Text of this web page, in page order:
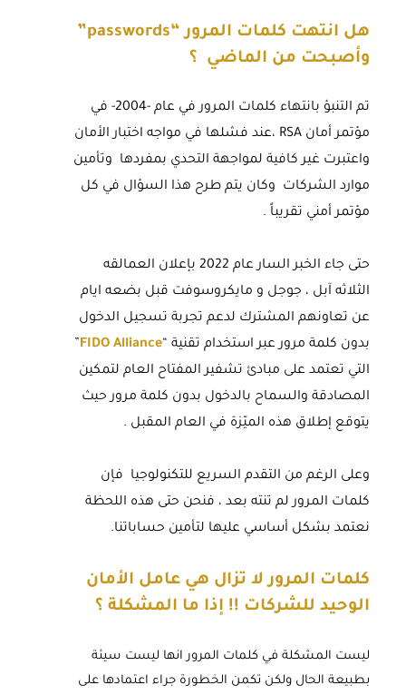
هل انتهت كلمات المرور “passwords
”
وأصبحت من الماضي ؟
تم التنبؤ بانتهاء كلمات المرور في عام -2004- في
مؤتمر أمان RSA ،عند فشلها في مواجه اختبار الأمان
واعتبرت غير كافية لمواجهة التحدي بمفردها وتأمين
موارد الشركات وكان يتم طرح هذا السؤال في كل
مؤتمر أمني تقريباً .
حتى جاء الخبر السار عام 2022 بإعلان العمالقه
الثلاثه آبل ، جوجل و مايكروسوفت قبل بضعه ايام
عن تعاونهم المشترك لدعم تجربة تسجيل الدخول
بدون كلمة مرور عبر استخدام تقنية “FIDO Alliance
”
التي تعتمد على مبادئ تشفير المفتاح العام لتمكين
المصادقة والسماح بالدخول بدون كلمة مرور حيث
يتوقع إطلاق هذه الميّزة في العام المقبل .
وعلى الرغم من التقدم السريع للتكنولوجيا فإن
كلمات المرور لم تنته بعد ، فنحن حتى هذه اللحظة
نعتمد بشكل أساسي عليها لتأمين حساباتنا.
كلمات المرور لا تزال هي عامل الأمان
الوحيد للشركات !! إذا ما المشكلة ؟
ليست المشكلة في كلمات المرور انها ليست سيئة
بطبيعة الحال ولكن تكمن الخطورة جراء اعتمادها على